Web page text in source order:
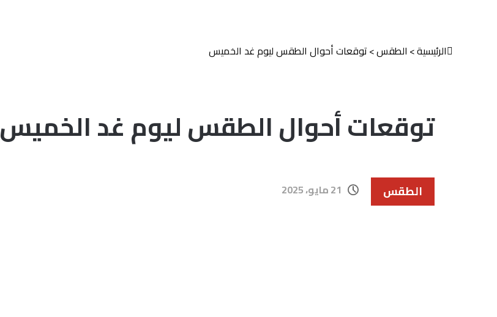
الرئيسية> الطقس>توقعات أحوال الطقس ليوم غد الخميس
توقعات أحوال الطقس ليوم غد الخميس
الطقس 21 مايو، 2025